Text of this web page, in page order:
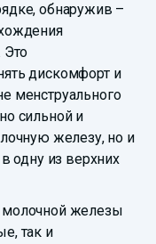
обнаружив –
Это
дискомфорт и
менструального
сильной и
железу, но и
одну из верхних
молочной железы
так и